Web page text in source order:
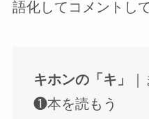
語化してコメントし
キホンの「キ」
❶本を読もう